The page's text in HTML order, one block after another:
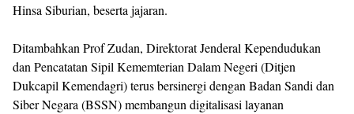
Hinsa Siburian, beserta jajaran.
Ditambahkan Prof Zudan, Direktorat Jenderal Kependudukan
dan Pencatatan Sipil Kememterian Dalam Negeri (Ditjen
Dukcapil Kemendagri) terus bersinergi dengan Badan Sandi dan
Siber Negara (BSSN) membangun digitalisasi layanan